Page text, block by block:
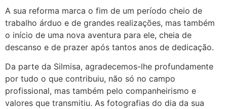
A sua reforma marca o fim de um período cheio de
trabalho árduo e de grandes realizações, mas também
o início de uma nova aventura para ele, cheia de
descanso e de prazer após tantos anos de dedicação.
Da parte da Silmisa, agradecemos-lhe profundamente
por tudo o que contribuiu, não só no campo
profissional, mas também pelo companheirismo e
valores que transmitiu. As fotografias do dia da sua